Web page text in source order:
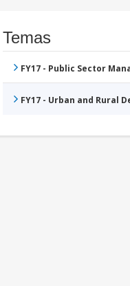
Temas
FY17 - Public Sector
FY17 - Urban and Rural